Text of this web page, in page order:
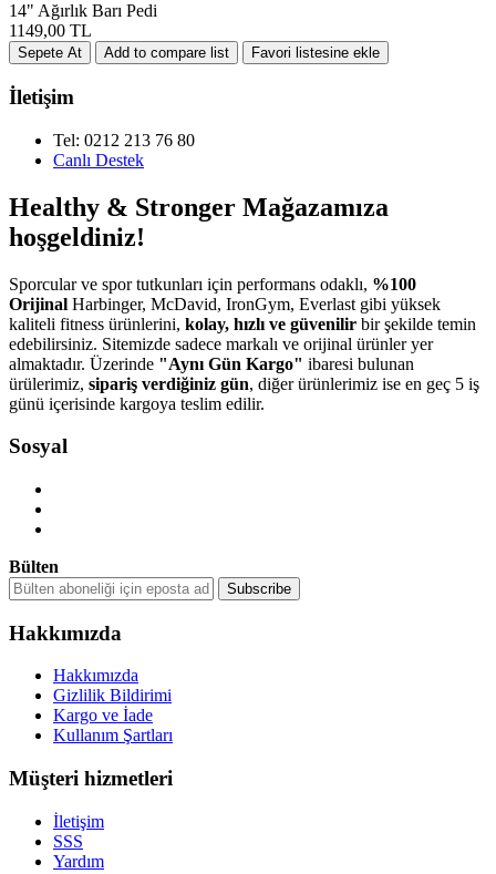
14" Ağırlık Barı Pedi
1149,00 TL
İletişim
Tel: 0212 213 76 80
Canlı Destek
Healthy & Stronger Mağazamıza
hoşgeldiniz!
Sporcular ve spor tutkunları için performans odaklı, %100
Orijinal Harbinger, McDavid, IronGym, Everlast gibi yüksek
kaliteli fitness ürünlerini, kolay, hızlı ve güvenilir bir şekilde temin
edebilirsiniz. Sitemizde sadece markalı ve orijinal ürünler yer
almaktadır. Üzerinde "Aynı Gün Kargo" ibaresi bulunan
ürülerimiz, sipariş verdiğiniz gün, diğer ürünlerimiz ise en geç 5 iş
günü içerisinde kargoya teslim edilir.
Sosyal
Bülten
Hakkımızda
Hakkımızda
Gizlilik Bildirimi
Kargo ve İade
Kullanım Şartları
Müşteri hizmetleri
İletişim
SSS
Yardım